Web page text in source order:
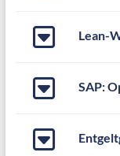
Lean-
SAP: